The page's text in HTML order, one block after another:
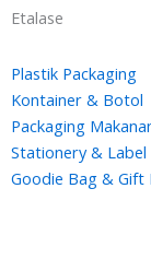
Etalase
Plastik Packaging
Kontainer & Botol
Packaging
Stationery & Label
Goodie Bag & Gift